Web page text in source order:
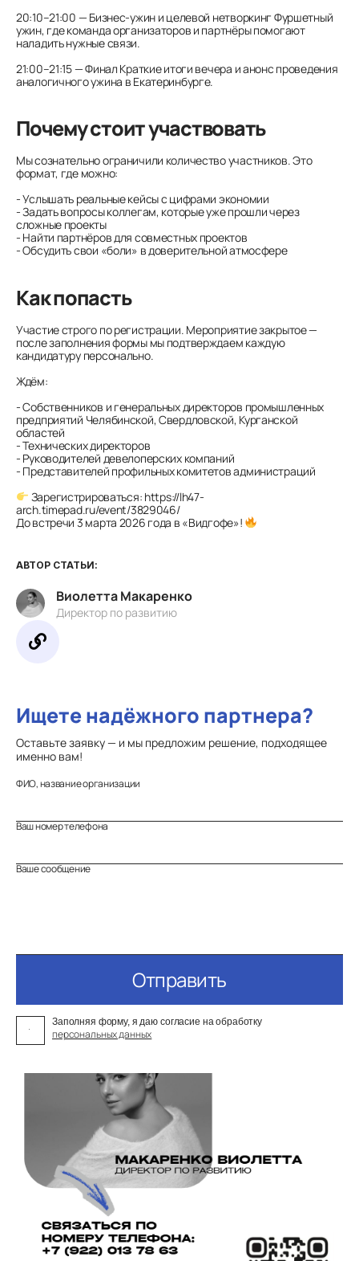
20:10–21:00 — Бизнес-ужин и целевой нетворкинг Фуршетный
ужин, где команда организаторов и партнёры помогают
наладить нужные связи.
21:00–21:15 — Финал Краткие итоги вечера и анонс проведения
аналогичного ужина в Екатеринбурге.
Почему стоит участвовать
Мы сознательно ограничили количество участников. Это
формат, где можно:
- Услышать реальные кейсы с цифрами экономии
- Задать вопросы коллегам, которые уже прошли через
сложные проекты
- Найти партнёров для совместных проектов
- Обсудить свои «боли» в доверительной атмосфере
Как попасть
Участие строго по регистрации. Мероприятие закрытое —
после заполнения формы мы подтверждаем каждую
кандидатуру персонально.
Ждём:
- Собственников и генеральных директоров промышленных
предприятий Челябинской, Свердловской, Курганской
областей
- Технических директоров
- Руководителей девелоперских компаний
- Представителей профильных комитетов администраций
Зарегистрироваться: https://lh47-
arch.timepad.ru/event/3829046/
До встречи 3 марта 2026 года в «Видгофе»!
АВТОР СТАТЬИ:
Виолетта Макаренко
Директор по развитию
Ищете надёжного партнера?
Оставьте заявку — и мы предложим решение, подходящее
именно вам!
ФИО, название организации
Ваш номер телефона
Ваше сообщение
Отправить
Заполняя форму, я даю согласие на обработку
персональных данных